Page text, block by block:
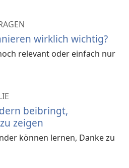
wirklich wichtig?
relevant oder einfach nur
beibringt,
zeigen
können lernen, Danke zu